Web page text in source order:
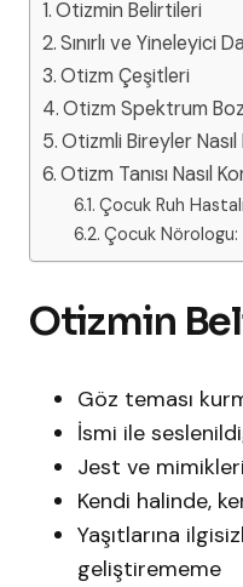
Otizmin Belirtileri
Sınırlı ve Yineleyici
Otizm Çeşitleri
Otizm Spektrum
Otizmli Bireyler
Otizm Tanısı Nasıl
Çocuk Ruh
Çocuk Nörologu:
Otizmin
Göz teması
İsmi ile
Jest ve
Kendi halinde,
Yaşıtlarına
geliştirememe